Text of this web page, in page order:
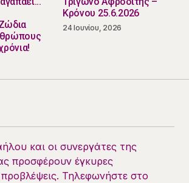
Κρόνου 25.6.2026
24 Ιουνίου, 2026
και οι συνεργάτες της
προσφέρουν έγκυρες
Τηλεφωνήστε στο